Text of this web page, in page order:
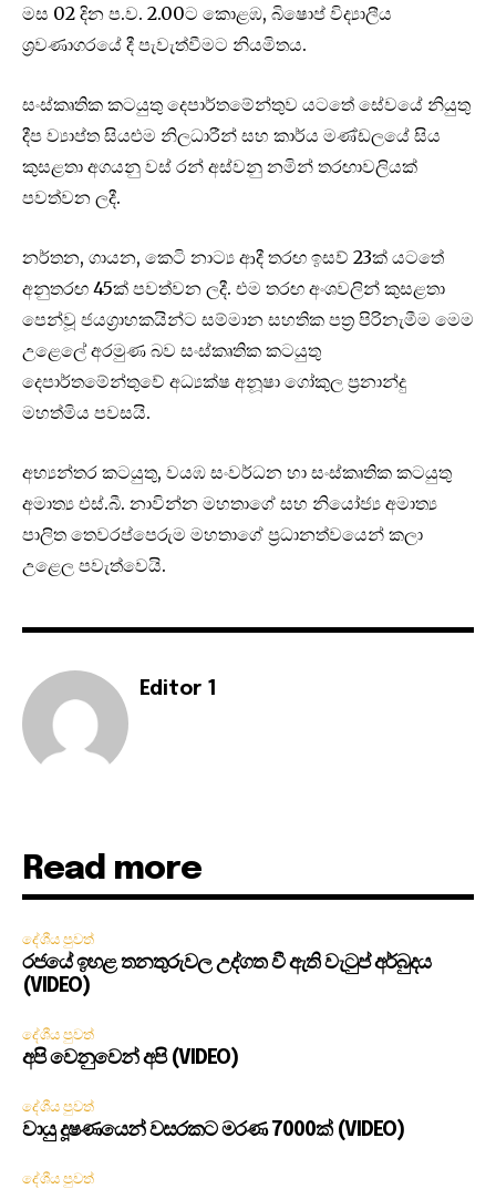
මස 02 දින ප.ව. 2.00ට කොළඹ, බිෂොප් විද්‍යාලීය
ශ්‍රවණාගරයේ දී පැවැත්වීමට නියමිතය.
සංස්කෘතික කටයුතු දෙපාර්තමේන්තුව යටතේ සේවයේ නියුතු
දීප ව්‍යාප්ත සියළුම නිලධාරීන් සහ කාර්ය මණ්ඩලයේ සිය
කුසළතා අගයනු වස් රන් අස්වනු නමින් තරඟාවලියක්
පවත්වන ලදී.
නර්තන, ගායන, කෙටි නාට්‍ය ආදී තරඟ ඉසව් 23ක් යටතේ
අනුතරඟ 45ක් පවත්වන ලදී. එම තරඟ අංශවලින් කුසළතා
පෙන්වූ ජයග්‍රාහකයින්ට සම්මාන සහතික පත්‍ර පිරිනැමීම මෙම
උළෙලේ අරමුණ බව සංස්කෘතික කටයුතු
දෙපාර්තමේන්තුවේ අධ්‍යක්ෂ අනූෂා ගෝකුල ප්‍රනාන්දු
මහත්මිය පවසයි.
අභ්‍යන්තර කටයුතු, වයඹ සංවර්ධන හා සංස්කෘතික කටයුතු
අමාත්‍ය එස්.බී. නාවින්න මහතාගේ සහ නියෝජ්‍ය අමාත්‍ය
පාලිත තෙවරප්පෙරුම මහතාගේ ප්‍රධානත්වයෙන් කලා
උළෙල පවැත්වෙයි.
Editor 1
Read more
දේශීය පුවත්
රජයේ ඉහළ තනතුරුවල උද්ගත වී ඇති වැටුප් අර්බුදය
(VIDEO)
දේශීය පුවත්
අපි වෙනුවෙන් අපි (VIDEO)
දේශීය පුවත්
වායු දූෂණයෙන් වසරකට මරණ 7000ක් (VIDEO)
දේශීය පුවත්